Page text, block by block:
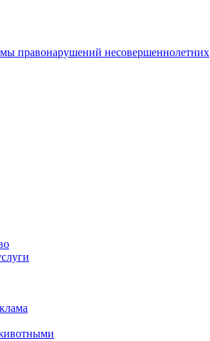
правонарушений несовершеннолетних